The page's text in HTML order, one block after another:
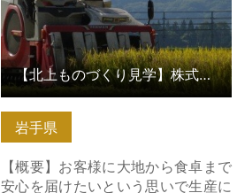
岩手県
【概要】お客様に大地から食卓まで
安心を届けたいという思いで生産に
【北上ものづくり見学】株式会社西部開発農産